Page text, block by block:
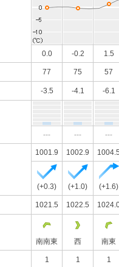
0.0 -0.2 1.5
77 75 57
-3.5 -4.1 -6.1
--- --- ---
1001.9 1002.9
(+0.3) (+1.0) (+1.6)
1021.5 1022.5
南南東 西 南東
1 1 1